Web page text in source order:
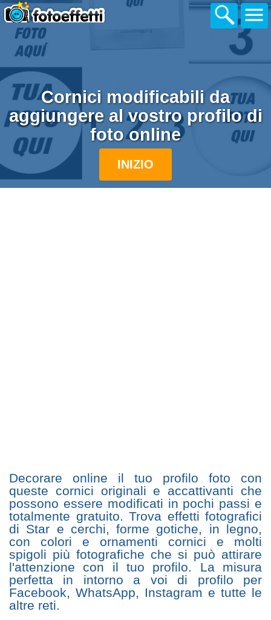
Cornici modificabili da
aggiungere al vostro profilo di
foto online
INIZIO
Decorare online il tuo profilo foto con
queste cornici originali e accattivanti che
possono essere modificati in pochi passi e
totalmente gratuito. Trova effetti fotografici
di Star e cerchi, forme gotiche, in legno,
con colori e ornamenti cornici e molti
spigoli più fotografiche che si può attirare
l'attenzione con il tuo profilo. La misura
perfetta in intorno a voi di profilo per
Facebook, WhatsApp, Instagram e tutte le
altre reti.